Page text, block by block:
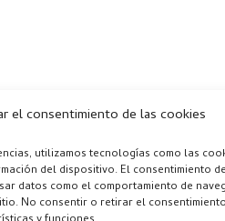
el consentimiento de las cookies
utilizamos tecnologías como las
del dispositivo. El consentimiento
datos como el comportamiento de
No consentir o retirar el